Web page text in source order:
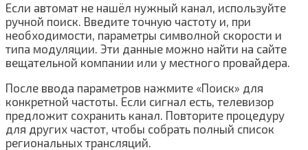
Если автомат не нашёл нужный канал, используйте
ручной поиск. Введите точную частоту и, при
необходимости, параметры символной скорости и
типа модуляции. Эти данные можно найти на сайте
вещательной компании или у местного провайдера.
После ввода параметров нажмите «Поиск» для
конкретной частоты. Если сигнал есть, телевизор
предложит сохранить канал. Повторите процедуру
для других частот, чтобы собрать полный список
региональных трансляций.